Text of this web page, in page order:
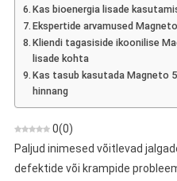
Kas bioenergia lisade
Ekspertide arvamused
Kliendi tagasiside ikoonilise
lisade kohta
Kas tasub kasutada Magneto
hinnang
0(0)
Paljud inimesed võitlevad
defektide või krampide